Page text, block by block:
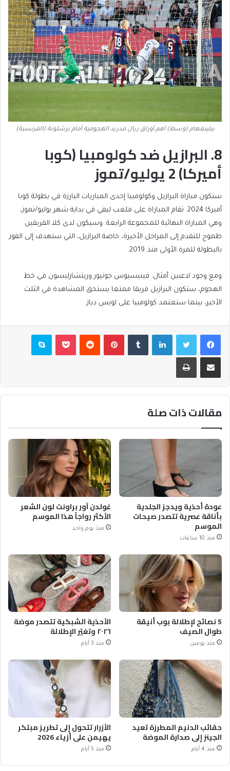
بيلينغهام (وسط) أهم أوراق ريال مدريد الهجومية أمام برشلونة (الفرنسية)
8. البرازيل ضد كولومبيا (كوبا
أميركا) 2 يوليو/تموز
ستكون مباراة البرازيل وكولومبيا إحدى المباريات البارزة في بطولة كوبا
أميركا 2024. تقام المباراة على ملعب ليفي في بداية شهر يوليو/تموز،
وهي المباراة النهائية للمجموعة الرابعة. وسيكون لدى كلا الفريقين
طموح للتقدم إلى المراحل الأخيرة، خاصة البرازيل، التي ستهدف إلى الفوز
بالبطولة للمرة الأولى منذ 2019.
ومع وجود لاعبين أمثال: فينيسيوس جونيور وريتشارليسون في خط
الهجوم، ستكون البرازيل فريقا ممتعا يستحق المشاهدة في الثلث
الأخير، بينما ستعتمد كولومبيا على لويس دياز.
فيسبوكتويتر لينكدإن بينتيريست بوكيت سكايب
مشاركة عبر البريد طباعة
مقالات ذات صلة
عودة أحذية ويدجز الجلدية
بأناقة عصرية تتصدر صيحات
الموسم
منذ 10 ساعات
غولدن آور براونت لون الشعر
الأكثر رواجاً هذا الموسم
منذ يوم واحد
5 نصائح لإطلالة بوب أنيقة
طوال الصيف
منذ يومين
الأحذية الشبكية تتصدر موضة
٢٠٢٦ وتغيّر الإطلالة
منذ 3 أيام
حقائب الدنيم المطرزة تعيد
الجينز إلى صدارة الموضة
منذ 4 أيام
الأزرار تتحول إلى تطريز مبتكر
يهيمن على أزياء 2026
منذ 5 أيام